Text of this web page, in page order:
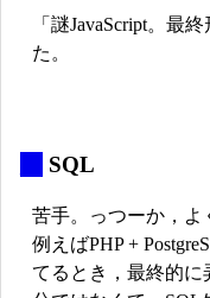
「謎JavaScript。最
た。
SQL
苦手。っつーか，よ
例えばPHP +
てるとき，最終的に